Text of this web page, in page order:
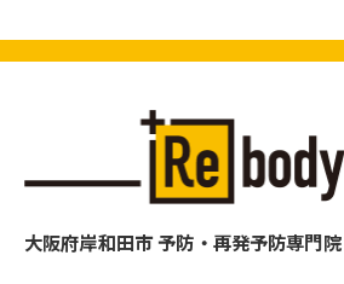
大阪府岸和田市 予防・再発予防専門